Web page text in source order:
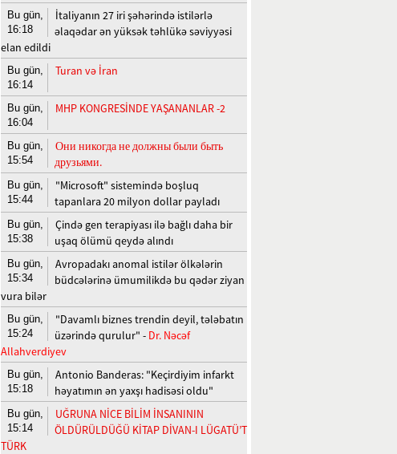
Bu gün,
16:18
İtaliyanın 27 iri şəhərində istilərlə
əlaqədar ən yüksək təhlükə səviyyəsi
elan edildi
Bu gün,
16:14
Turan və İran
Bu gün,
16:04
MHP KONGRESİNDE YAŞANANLAR -2
Bu gün,
15:54
Они никогда не должны были быть
друзьями.
Bu gün,
15:44
"Microsoft" sistemində boşluq
tapanlara 20 milyon dollar payladı
Bu gün,
15:38
Çində gen terapiyası ilə bağlı daha bir
uşaq ölümü qeydə alındı
Bu gün,
15:34
Avropadakı anomal istilər ölkələrin
büdcələrinə ümumilikdə bu qədər ziyan
vura bilər
Bu gün,
15:24
"Davamlı biznes trendin deyil, tələbatın
üzərində qurulur" - Dr. Nəcəf
Allahverdiyev
Bu gün,
15:18
Antonio Banderas: "Keçirdiyim infarkt
həyatımın ən yaxşı hadisəsi oldu"
Bu gün,
15:14
UĞRUNA NİCE BİLİM İNSANININ
ÖLDÜRÜLDÜĞÜ KİTAP DİVAN-I LÜGATÜ’T
TÜRK